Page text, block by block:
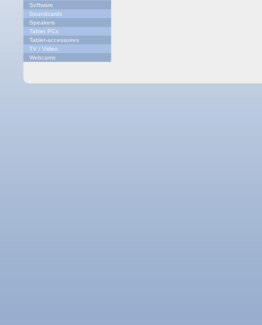
Software
Soundcards
Speakers
Tablet PCs
Tablet-accessoires
TV / Video
Webcams